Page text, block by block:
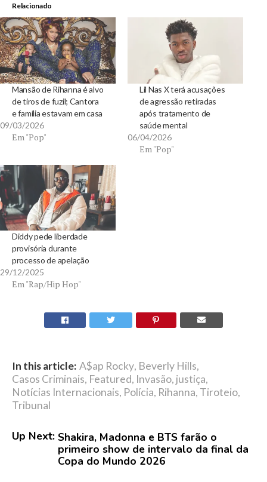
Relacionado
Mansão de Rihanna é alvo
de tiros de fuzil; Cantora
e família estavam em casa
09/03/2026
Em "Pop"
Lil Nas X terá acusações
de agressão retiradas
após tratamento de
saúde mental
06/04/2026
Em "Pop"
Diddy pede liberdade
provisória durante
processo de apelação
29/12/2025
Em "Rap/Hip Hop"
In this article: A$ap Rocky, Beverly Hills,
Casos Criminais, Featured, Invasão, justiça,
Notícias Internacionais, Polícia, Rihanna, Tiroteio,
Tribunal
Up Next: Shakira, Madonna e BTS farão o
primeiro show de intervalo da final da
Copa do Mundo 2026